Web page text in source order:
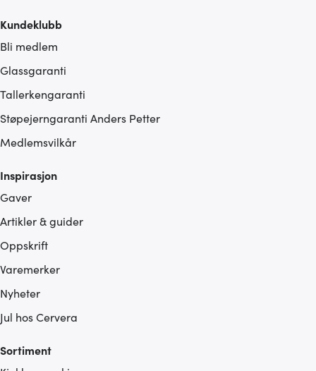
annonsering og analysearbeid, som kan kombinere den
med annen informasjon du har gjort tilgjengelig for dem,
tjenestene deres.
Kundeklubb
Bli medlem
Glassgaranti
Tallerkengaranti
Støpejerngaranti Anders Petter
Medlemsvilkår
Inspirasjon
Gaver
Artikler & guider
Oppskrift
Varemerker
Nyheter
Jul hos Cervera
Sortiment